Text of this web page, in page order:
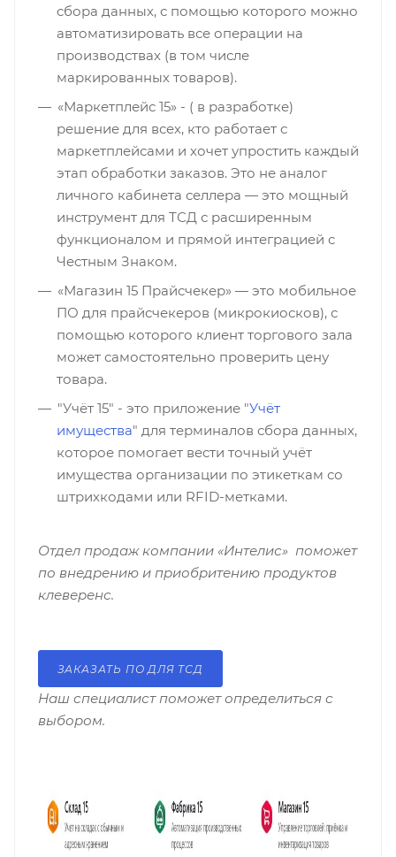
сбора данных, с помощью которого можно
автоматизировать все операции на
производствах (в том числе
маркированных товаров).
«Маркетплейс 15» - ( в разработке)
решение для всех, кто работает с
маркетплейсами и хочет упростить каждый
этап обработки заказов. Это не аналог
личного кабинета селлера — это мощный
инструмент для ТСД с расширенным
функционалом и прямой интеграцией с
Честным Знаком.
«Магазин 15 Прайсчекер» — это мобильное
ПО для прайсчекеров (микрокиосков), с
помощью которого клиент торгового зала
может самостоятельно проверить цену
товара.
"Учёт 15" - это приложение "Учёт
имущества" для терминалов сбора данных,
которое помогает вести точный учёт
имущества организации по этикеткам со
штрихкодами или RFID-метками.
Отдел продаж компании «Интелис» поможет
по внедрению и приобритению продуктов
клеверенс.
ЗАКАЗАТЬ ПО ДЛЯ ТСД
Наш специалист поможет определиться с
выбором.